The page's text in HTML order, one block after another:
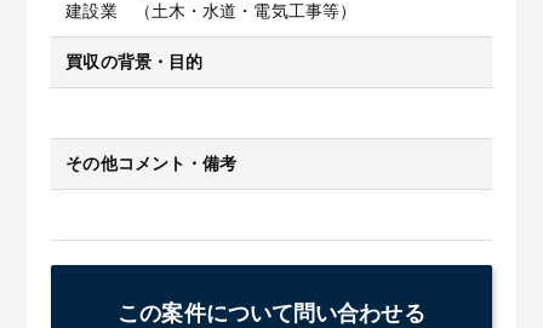
建設業 （土木・水道・電気工事等）
買収の背景・目的
その他コメント・備考
この案件について問い合わせる